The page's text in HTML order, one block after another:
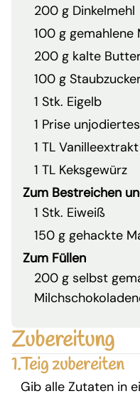
200 g Dinkelmehl
100 g gemahlene
200 g kalte
100 g
1 Stk. Eigelb
1 Prise
1 TL Vanilleextrakt
1 TL Keksgewürz
Zum Bestreichen
1 Stk. Eiweiß
150 g gehackte
Zum Füllen
200 g selbst
Zubereitung
1.Teig zubereiten
Gib alle Zutaten in